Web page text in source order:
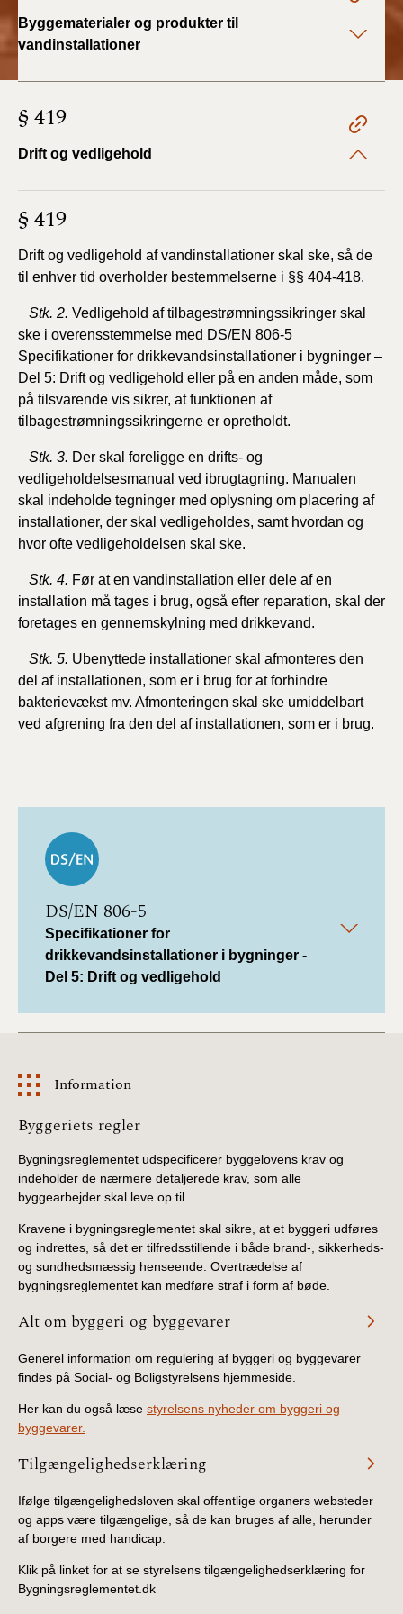
2018)
BR15 (2015-2018)
Tidligere BR (1961-
Byggematerialer og produkter til
vandinstallationer
§ 419
Drift og vedligehold
§ 419
Drift og vedligehold af vandinstallationer skal ske, så de
til enhver tid overholder bestemmelserne i §§ 404-418.
Stk. 2. Vedligehold af tilbagestrømningssikringer skal
ske i overensstemmelse med DS/EN 806-5
Specifikationer for drikkevandsinstallationer i bygninger –
Del 5: Drift og vedligehold eller på en anden måde, som
på tilsvarende vis sikrer, at funktionen af
tilbagestrømningssikringerne er opretholdt.
Stk. 3. Der skal foreligge en drifts- og
vedligeholdelsesmanual ved ibrugtagning. Manualen
skal indeholde tegninger med oplysning om placering af
installationer, der skal vedligeholdes, samt hvordan og
hvor ofte vedligeholdelsen skal ske.
Stk. 4. Før at en vandinstallation eller dele af en
installation må tages i brug, også efter reparation, skal der
foretages en gennemskylning med drikkevand.
Stk. 5. Ubenyttede installationer skal afmonteres den
del af installationen, som er i brug for at forhindre
bakterievækst mv. Afmonteringen skal ske umiddelbart
ved afgrening fra den del af installationen, som er i brug.
DS/EN 806-5
Specifikationer for
drikkevandsinstallationer i bygninger -
Del 5: Drift og vedligehold
Information
Information
Byggeriets regler
Bygningsreglementet udspecificerer byggelovens krav og
indeholder de nærmere detaljerede krav, som alle
byggearbejder skal leve op til.
Kravene i bygningsreglementet skal sikre, at et byggeri udføres
og indrettes, så det er tilfredsstillende i både brand-, sikkerheds-
og sundhedsmæssig henseende. Overtrædelse af
bygningsreglementet kan medføre straf i form af bøde.
Alt om byggeri og byggevarer
Generel information om regulering af byggeri og byggevarer
findes på Social- og Boligstyrelsens hjemmeside.
Her kan du også læse styrelsens nyheder om byggeri og
byggevarer.
Tilgængelighedserklæring
Ifølge tilgængelighedsloven skal offentlige organers websteder
og apps være tilgængelige, så de kan bruges af alle, herunder
af borgere med handicap.
Klik på linket for at se styrelsens tilgængelighedserklæring for
Bygningsreglementet.dk